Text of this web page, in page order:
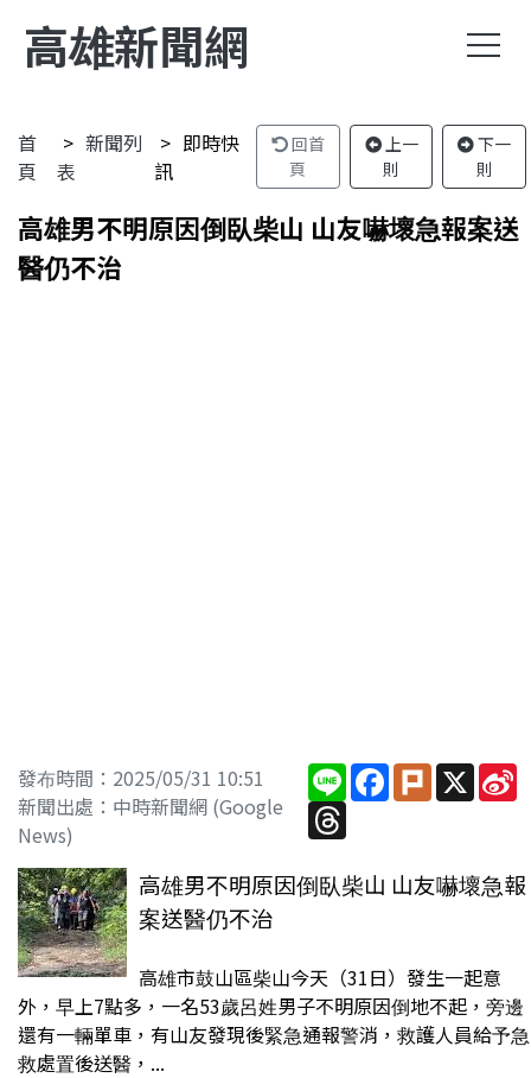
高雄新聞網
首
頁
新聞列
表
即時快
訊
回首
頁
上一
則
下一
則
高雄男不明原因倒臥柴山 山友嚇壞急報案送
醫仍不治
發布時間：2025/05/31 10:51
新聞出處：中時新聞網 (Google
News)
LineFacebook
PlurkX
Threads
高雄男不明原因倒臥柴山 山友嚇壞急報
案送醫仍不治
高雄市鼓山區柴山今天（31日）發生一起意
外，早上7點多，一名53歲呂姓男子不明原因倒地不起，旁邊
還有一輛單車，有山友發現後緊急通報警消，救護人員給予急
救處置後送醫，...